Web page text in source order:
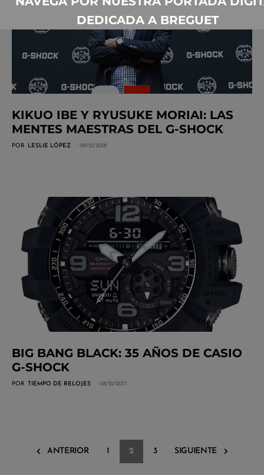
KIKUO IBE Y RYUSUKE MORIAI: LAS
MENTES MAESTRAS DEL G-SHOCK
POR LESLIE LÓPEZ 09/21/2018
BIG BANG BLACK: 35 AÑOS DE CASIO
G-SHOCK
POR TIEMPO DE RELOJES 08/21/2017
ANTERIOR 1 2 3 SIGUIENTE
DEDICADA A BREGUET